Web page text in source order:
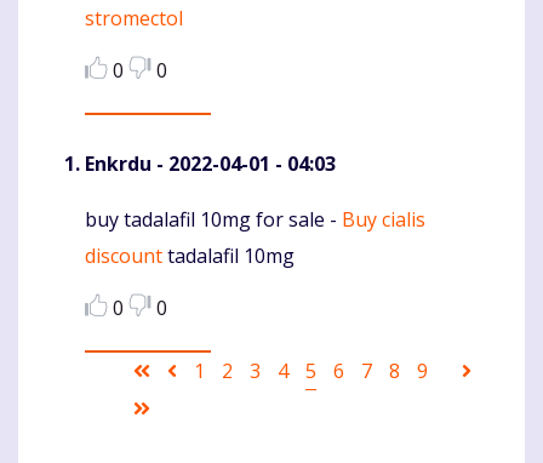
stromectol
0
0
Enkrdu - 2022-04-01 - 04:03
Komentaras
buy tadalafil 10mg for sale - Buy cialis
discounttadalafil 10mg
0
0
Pagination
First Ankstesnis
Puslapis
1 Puslapis
2 Puslapis
3 Puslapis
4
Current
5 Puslapis
6 Puslapis
7 Puslapis
8 Puslapis
9